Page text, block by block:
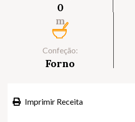
0
m
Confeção:
Forno
Imprimir Receita